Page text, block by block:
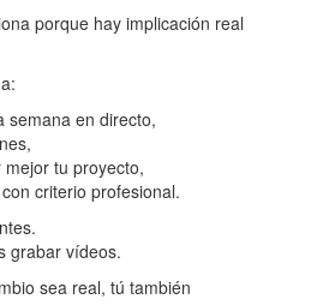
porque hay implicación real
semana en directo,
tu proyecto,
criterio profesional.
grabar vídeos.
sea real, tú también